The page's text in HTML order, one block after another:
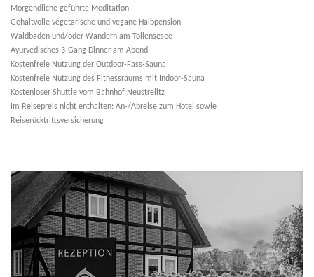
Morgendliche geführte Meditation
Gehaltvolle vegetarische und vegane Halbpension
Waldbaden und/oder Wandern am Tollensesee
Ayurvedisches 3-Gang Dinner am Abend
Kostenfreie Nutzung der Outdoor-Fass-Sauna
Kostenfreie Nutzung des Fitnessraums mit Indoor-Sauna
Kostenloser Shuttle vom Bahnhof Neustrelitz
Im Reisepreis nicht enthalten: An-/Abreise zum Hotel sowie
Reiserücktrittsversicherung